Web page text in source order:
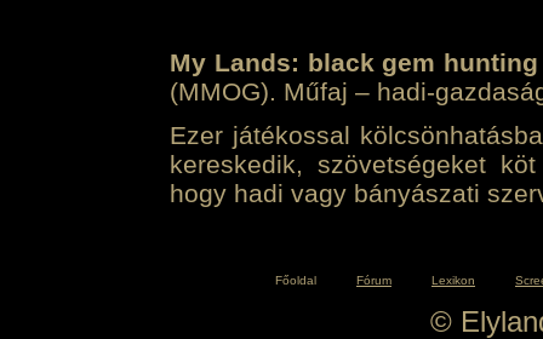
My Lands: black gem hunting
(MMOG). Műfaj – hadi-
Ezer játékossal
kereskedik, szövetségeket
hogy hadi vagy bányászati
Főoldal Fórum Lexikon
©